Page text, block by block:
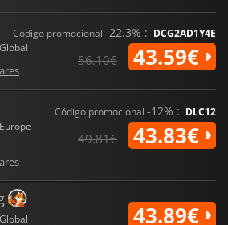
Código promocional -22.3% : DCG2AD1Y4E
56.10€ 43.59€
Código promocional -12% : DLC12
49.81€ 43.83€
43.89€